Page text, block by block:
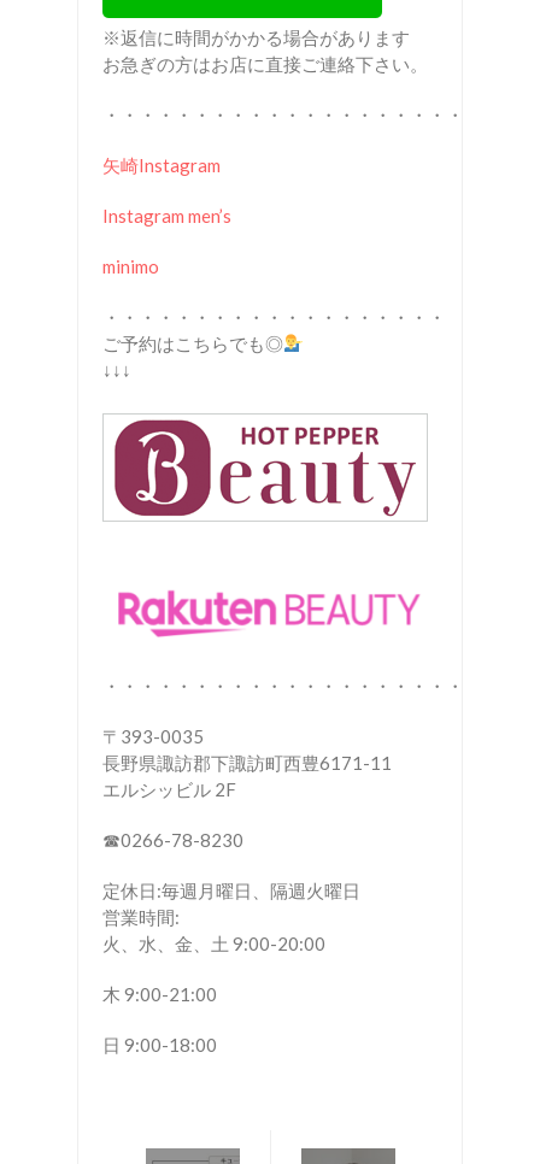
※返信に時間がかかる場合があります
お急ぎの方はお店に直接ご連絡下さい。
・・・・・・・・・・・・・・・・・・・・
矢崎Instagram
Instagram men’s
minimo
・・・・・・・・・・・・・・・・・・・
ご予約はこちらでも◎
↓↓↓
・・・・・・・・・・・・・・・・・・・・
〒393-0035
長野県諏訪郡下諏訪町西豊6171-11
エルシッビル 2F
☎︎0266-78-8230
定休日:毎週月曜日、隔週火曜日
営業時間:
火、水、金、土 9:00-20:00
木 9:00-21:00
日 9:00-18:00